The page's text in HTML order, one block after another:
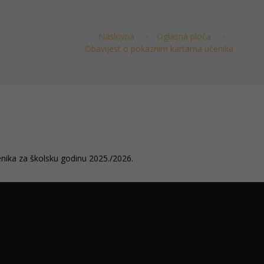
Naslovna
Oglasna ploča
Obavijest o pokaznim kartama učenika
za školsku godinu 2025./2026.